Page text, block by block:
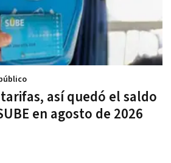
así quedó el saldo
en agosto de 2026